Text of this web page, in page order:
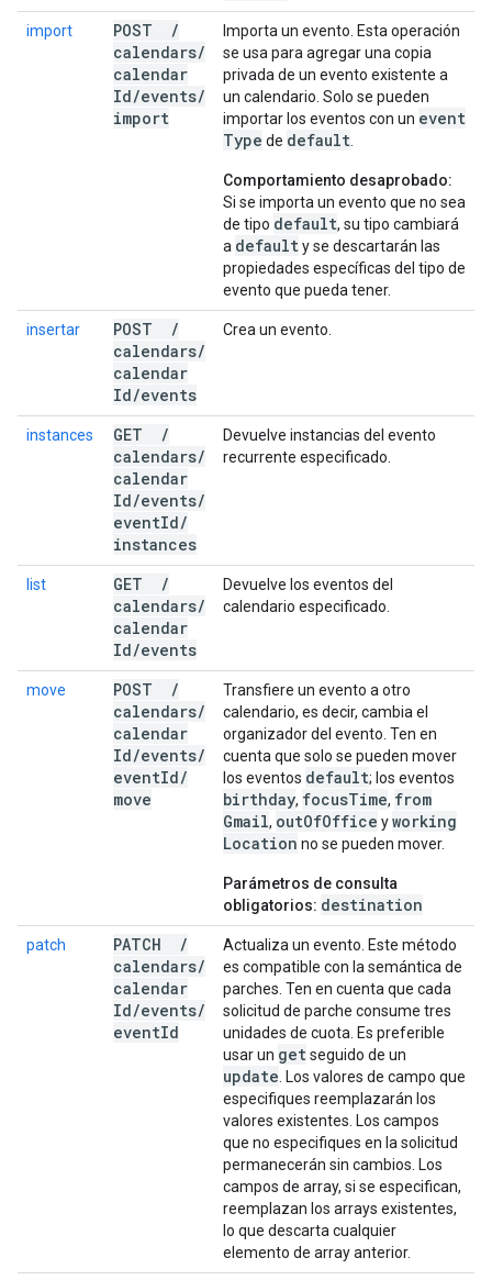
import POST
/
calendars/
calendar
Id/events/
import
Importa un evento. Esta operación
se usa para agregar una copia
privada de un evento existente a
un calendario. Solo se pueden
importar los eventos con un event
Type de default
Comportamiento desaprobado:
Si se importa un evento que no sea
de tipo default, su tipo cambiará
a defaulty se descartarán las
propiedades específicas del tipo de
evento que pueda tener.
insertar POST
/
calendars/
calendar
Id/events
Crea un evento.
instances GET
/
calendars/
calendar
Id/events/
eventId/
instances
Devuelve instancias del evento
recurrente especificado.
list GET
/
calendars/
calendar
Id/events
Devuelve los eventos del
calendario especificado.
move POST
/
calendars/
calendar
Id/events/
eventId/
move
Transfiere un evento a otro
calendario, es decir, cambia el
organizador del evento. Ten en
cuenta que solo se pueden mover
los eventos default; los eventos
birthday, focusTime, from
Gmail, outOfOffice yworking
Location no se pueden mover.
Parámetros de consulta
obligatorios: destination
patch PATCH
/
calendars/
calendar
Id/events/
eventId
Actualiza un evento. Este método
es compatible con la semántica de
parches. Ten en cuenta que cada
solicitud de parche consume tres
unidades de cuota. Es preferible
usar un getseguido de un
update . Los valores de campo que
especifiques reemplazarán los
valores existentes. Los campos
que no especifiques en la solicitud
permanecerán sin cambios. Los
campos de array, si se especifican,
reemplazan los arrays existentes,
lo que descarta cualquier
elemento de array anterior.